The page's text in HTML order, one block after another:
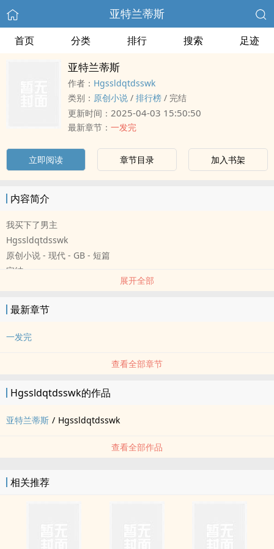
亚特兰蒂斯
首页 分类 排行 搜索 足迹
亚特兰蒂斯
作者： Hgssldqtdsswk
类别： 原创小说 / 排行榜 / 完结
更新时间： 2025-04-03 15:50:50
最新章节： 一发完
立即阅读 章节目录 加入书架
内容简介
我买下了男主
Hgssldqtdsswk
原创小说 - 现代 - GB - 短篇
完结
展开全部
最新章节
一发完
查看全部章节
Hgssldqtdsswk的作品
亚特兰蒂斯 / Hgssldqtdsswk
查看全部作品
相关推荐